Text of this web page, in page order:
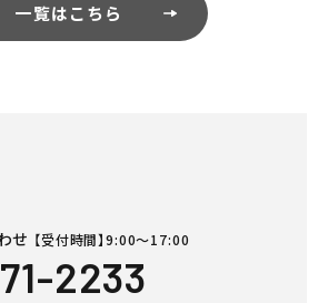
一覧はこちら
せ 【受付時間】9:00〜17:00
2233